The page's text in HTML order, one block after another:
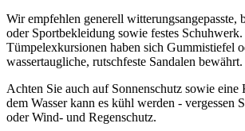
Wir empfehlen generell witterungsangepasste,
oder Sportbekleidung sowie festes
Tümpelexkursionen haben sich Gummistiefel
wassertaugliche, rutschfeste Sandalen bewährt.
Achten Sie auch auf Sonnenschutz sowie
dem Wasser kann es kühl werden - vergessen
oder Wind- und Regenschutz.